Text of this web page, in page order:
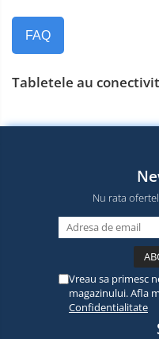
FAQ
Tabletele au
Nu rata
Vreau sa primesc
magazinului. Afla
Confidentialitate